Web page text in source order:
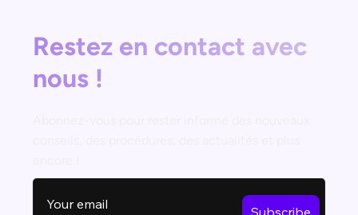
Restez en contact avec
nous !